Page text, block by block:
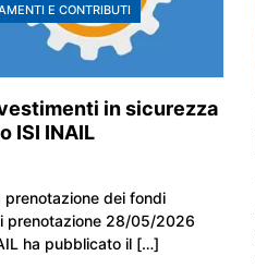
E CONTRIBUTI
in sicurezza
ISI INAIL
dei fondi
prenotazione 28/05/2026
ha pubblicato il […]